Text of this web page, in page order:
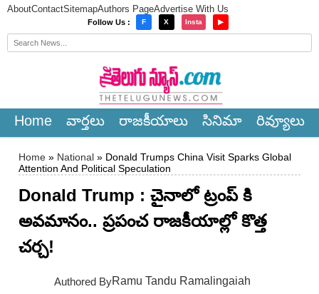
AboutContactSitemapAuthors PageAdvertise With Us
Follow Us : F X Insta ▶
Home వార్త‌లు రాజ‌కీయాలు సినిమా రివ్యూలు
Home » National » Donald Trumps China Visit Sparks Global
Attention And Political Speculation
Donald Trump : చైనాలో ట్రంప్ కి
అవ‌మానం.. ప్రపంచ రాజకీయాల్లో కొత్త
చర్చ!
Authored ByRamu Tandu Ramalingaiah